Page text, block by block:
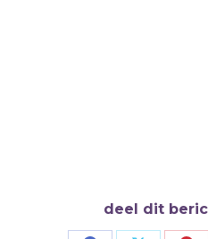
deel dit